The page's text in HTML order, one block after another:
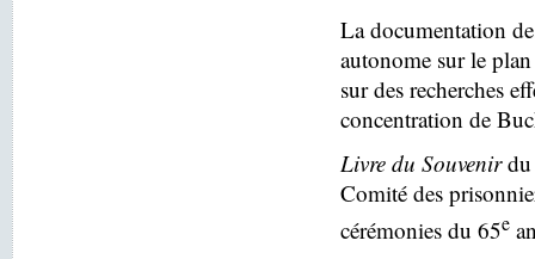
La documentation
autonome sur le
sur des recherches
concentration de
Livre du Souvenirdu
Comité des
cérémonies du 65e